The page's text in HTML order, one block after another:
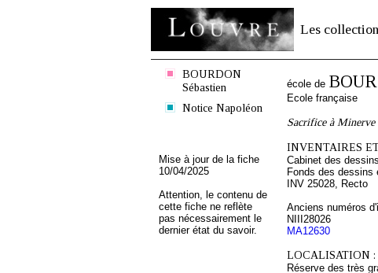
Les
BOURDON
Sébastien
Notice Napoléon
Mise à jour de la fiche
10/04/2025
Attention, le contenu de
cette fiche ne reflète
pas nécessairement le
dernier état du savoir.
école de
Ecole française
Sacrifice à Minerve
INVENTAIRES
Cabinet des dessins
Fonds des dessins
INV 25028, Recto
Anciens numéros
NIII28026
MA12630
LOCALISATION :
Réserve des très